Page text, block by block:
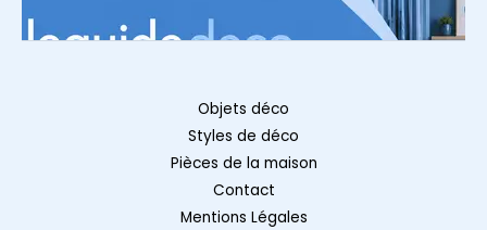
Objets déco
Styles de déco
Pièces de la maison
Contact
Mentions Légales